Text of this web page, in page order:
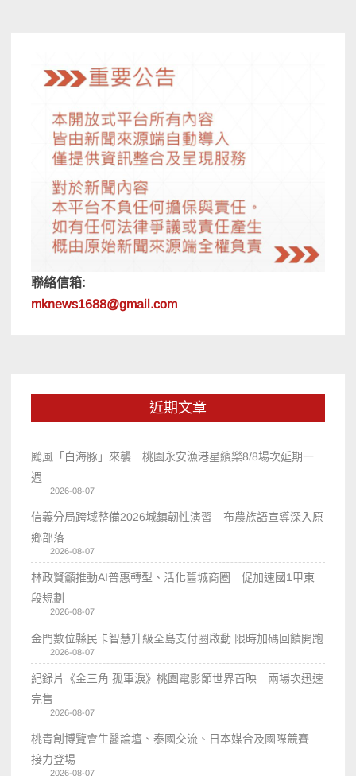
聯絡信箱:
mknews1688@gmail.com
近期文章
颱風「白海豚」來襲 桃園永安漁港星繽樂8/8場次延期一
週
2026-08-07
信義分局跨域整備2026城鎮韌性演習 布農族語宣導深入原
鄉部落
2026-08-07
林政賢籲推動AI普惠轉型、活化舊城商圈 促加速國1甲東
段規劃
2026-08-07
金門數位縣民卡智慧升級全島支付圈啟動 限時加碼回饋開跑
2026-08-07
紀錄片《金三角 孤軍淚》桃園電影節世界首映 兩場次迅速
完售
2026-08-07
桃青創博覽會生醫論壇、泰國交流、日本媒合及國際競賽
接力登場
2026-08-07